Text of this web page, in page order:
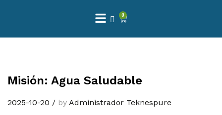
0
Misión: Agua Saludable
2025-10-20 / by Administrador Teknespure